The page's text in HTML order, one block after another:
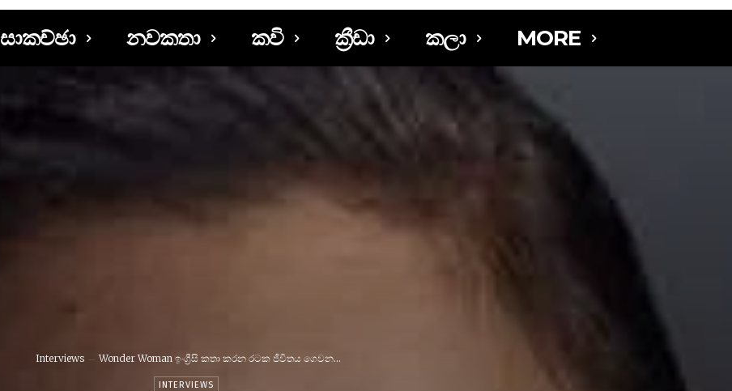
සාකච්ඡා නවකතා කවි ක්‍රීඩා කලා MORE
Interviews Wonder Woman ඉංග්‍රීසි කතා කරන රටක ජීවිතය ගෙවන...
INTERVIEWS